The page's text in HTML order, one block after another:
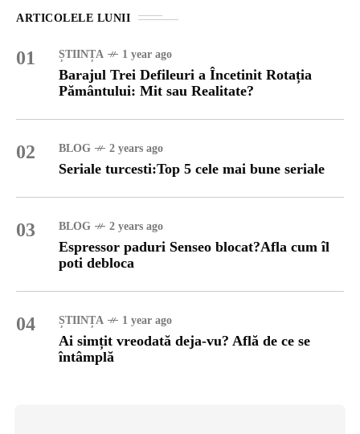
ARTICOLELE LUNII
01 ȘTIINȚA 1 year ago
Barajul Trei Defileuri a Încetinit Rotația
Pământului: Mit sau Realitate?
02 BLOG 2 years ago
Seriale turcesti:Top 5 cele mai bune seriale
03 BLOG 2 years ago
Espressor paduri Senseo blocat?Afla cum îl
poti debloca
04 ȘTIINȚA 1 year ago
Ai simțit vreodată deja-vu? Află de ce se
întâmplă